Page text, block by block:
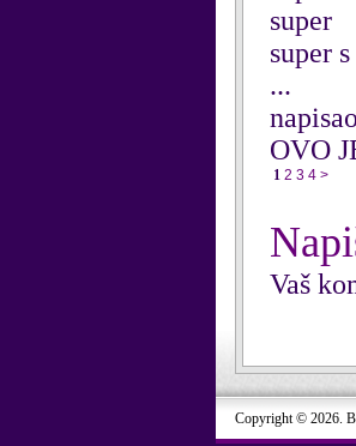
super
super
...
OVO
1 2 3 4 >
Vaš
Copyright © 2026.